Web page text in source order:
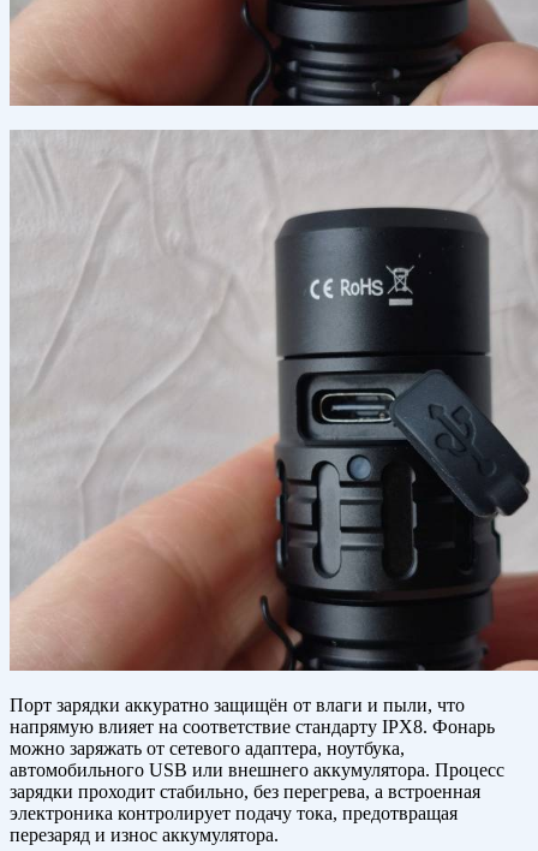
Порт зарядки аккуратно защищён от влаги и пыли, что
напрямую влияет на соответствие стандарту IPX8. Фонарь
можно заряжать от сетевого адаптера, ноутбука,
автомобильного USB или внешнего аккумулятора. Процесс
зарядки проходит стабильно, без перегрева, а встроенная
электроника контролирует подачу тока, предотвращая
перезаряд и износ аккумулятора.